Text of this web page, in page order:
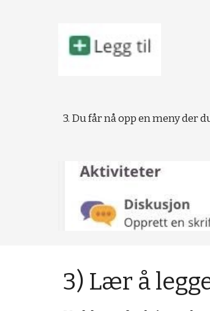
3. Du får nå opp en meny der
3) Lær å